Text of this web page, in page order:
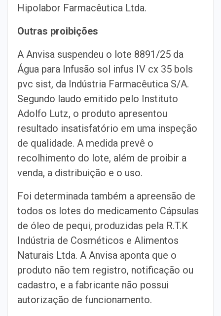
Hipolabor Farmacêutica Ltda.
Outras proibições
A Anvisa suspendeu o lote 8891/25 da
Água para Infusão sol infus IV cx 35 bols
pvc sist, da Indústria Farmacêutica S/A.
Segundo laudo emitido pelo Instituto
Adolfo Lutz, o produto apresentou
resultado insatisfatório em uma inspeção
de qualidade. A medida prevê o
recolhimento do lote, além de proibir a
venda, a distribuição e o uso.
Foi determinada também a apreensão de
todos os lotes do medicamento Cápsulas
de óleo de pequi, produzidas pela R.T.K
Indústria de Cosméticos e Alimentos
Naturais Ltda. A Anvisa aponta que o
produto não tem registro, notificação ou
cadastro, e a fabricante não possui
autorização de funcionamento.